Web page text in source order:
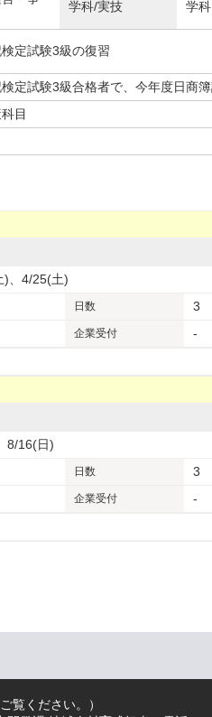
学科/実技 学科
定試験3級の復習
検定試験3級合格者で、今年度日商
目
)、4/25(土)
日数 3
企業受付 -
8/16(日)
日数 3
企業受付 -
覧ください。
）